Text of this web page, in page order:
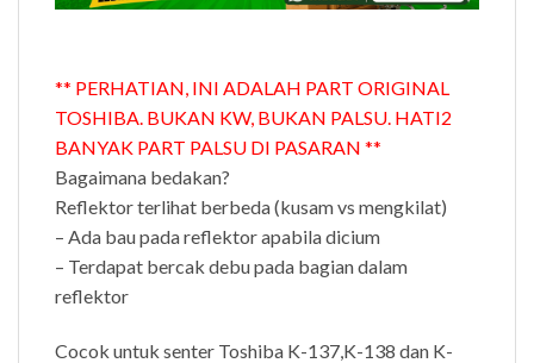
** PERHATIAN, INI ADALAH PART ORIGINAL
TOSHIBA. BUKAN KW, BUKAN PALSU. HATI2
BANYAK PART PALSU DI PASARAN **
Bagaimana bedakan?
Reflektor terlihat berbeda (kusam vs mengkilat)
– Ada bau pada reflektor apabila dicium
– Terdapat bercak debu pada bagian dalam
reflektor
Cocok untuk senter Toshiba K-137,K-138 dan K-